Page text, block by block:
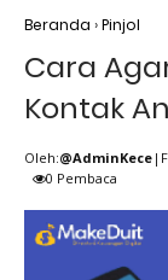
Beranda ›Pinjol
Cara
Kontak
Oleh:@AdminKece
0 Pembaca